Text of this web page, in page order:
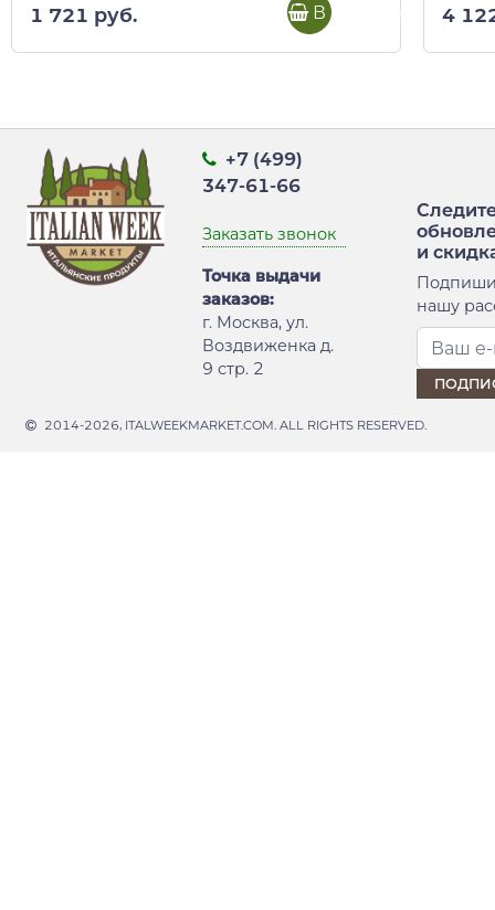
1 721 руб. В корзину 4
+7 (499)
347-61-66
Заказать звонок
Точка выдачи
заказов:
г. Москва, ул.
Воздвиженка д.
9 стр. 2
и
нашу
2014-2026, ITALWEEKMARKET.COM. ALL RIGHTS RESERVED.